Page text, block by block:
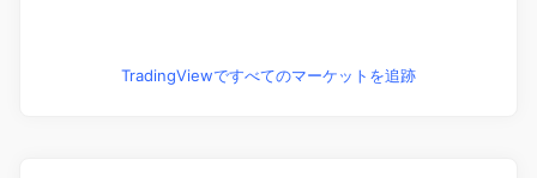
TradingViewですべてのマーケットを追跡